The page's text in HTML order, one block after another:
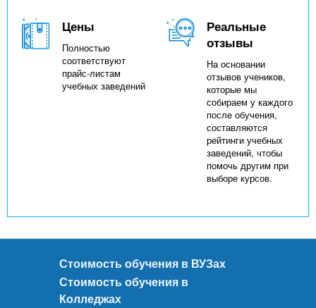
Цены
Полностью
соответствуют
прайс-листам
учебных заведений
Реальные
отзывы
На основании
отзывов учеников,
которые мы
собираем у каждого
после обучения,
составляются
рейтинги учебных
заведений, чтобы
помочь другим при
выборе курсов.
Стоимость обучения в ВУЗах
Стоимость обучения в
Колледжах